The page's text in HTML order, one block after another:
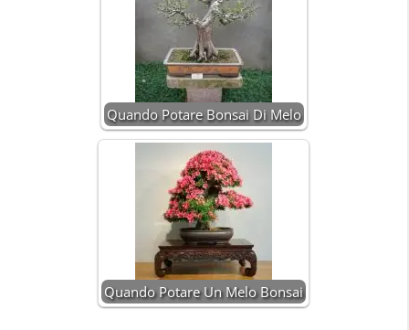
Quando Potare Bonsai Di Melo
Quando Potare Un Melo Bonsai